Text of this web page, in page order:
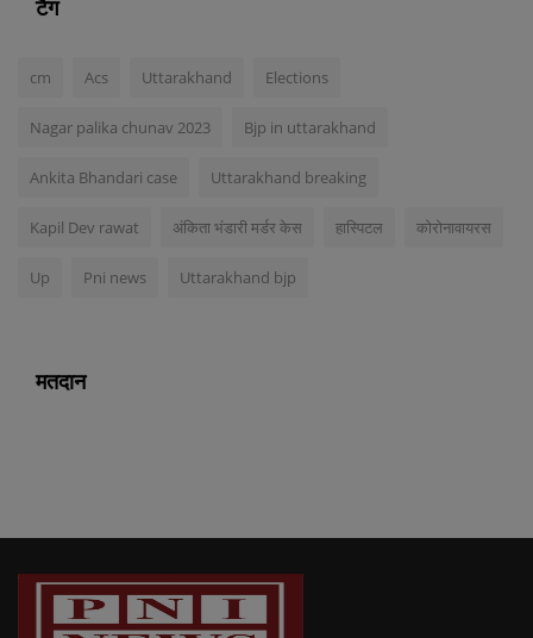
टैग
cm Acs Uttarakhand Elections
Nagar palika chunav 2023 Bjp in uttarakhand
Ankita Bhandari case Uttarakhand breaking
Kapil Dev rawat अंकिता भंडारी मर्डर केस हास्पिटल कोरोनावायरस
Up Pni news Uttarakhand bjp
मतदान